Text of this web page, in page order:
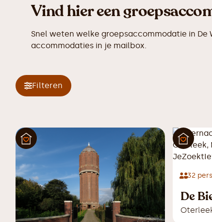
Vind hier een
Snel weten welke groepsaccommodatie in De
accommodaties in je mailbox.
Filteren
32
De